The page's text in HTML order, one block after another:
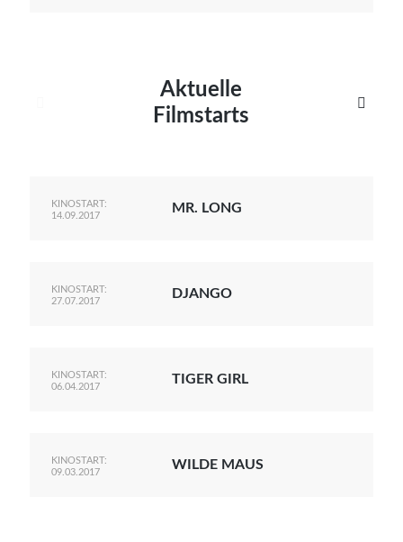
Aktuelle
Filmstarts

KINOSTART:
14.09.2017
MR. LONG
KINOSTART:
27.07.2017
DJANGO
KINOSTART:
06.04.2017
TIGER GIRL
KINOSTART:
09.03.2017
WILDE MAUS